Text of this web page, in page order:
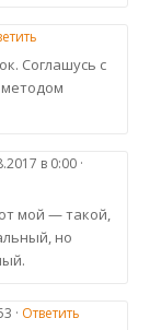
Соглашусь с
методом
в 0:00 ·
мой — такой,
но
· Ответить